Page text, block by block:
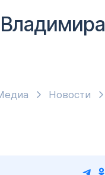
Новости